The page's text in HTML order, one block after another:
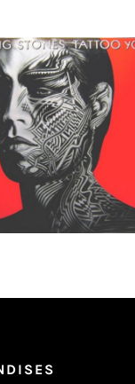
Stones – Tattoo
LP _ Pressing Quality
Records _ 1981
au